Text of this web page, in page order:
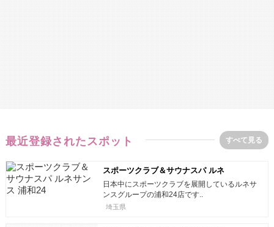
最近登録されたスポット すべて見る
スポーツクラブ＆サウナスパ ルネ
サンス 浦和24
日本中にスポーツクラブを展開しているルネサ
ンスグループの浦和24店です..
埼玉県